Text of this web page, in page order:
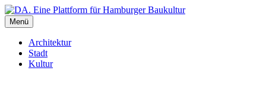
Inhalte
überspringen
DA. Eine Plattform für Hamburger Baukultur
Menü
Architektur
Stadt
Kultur